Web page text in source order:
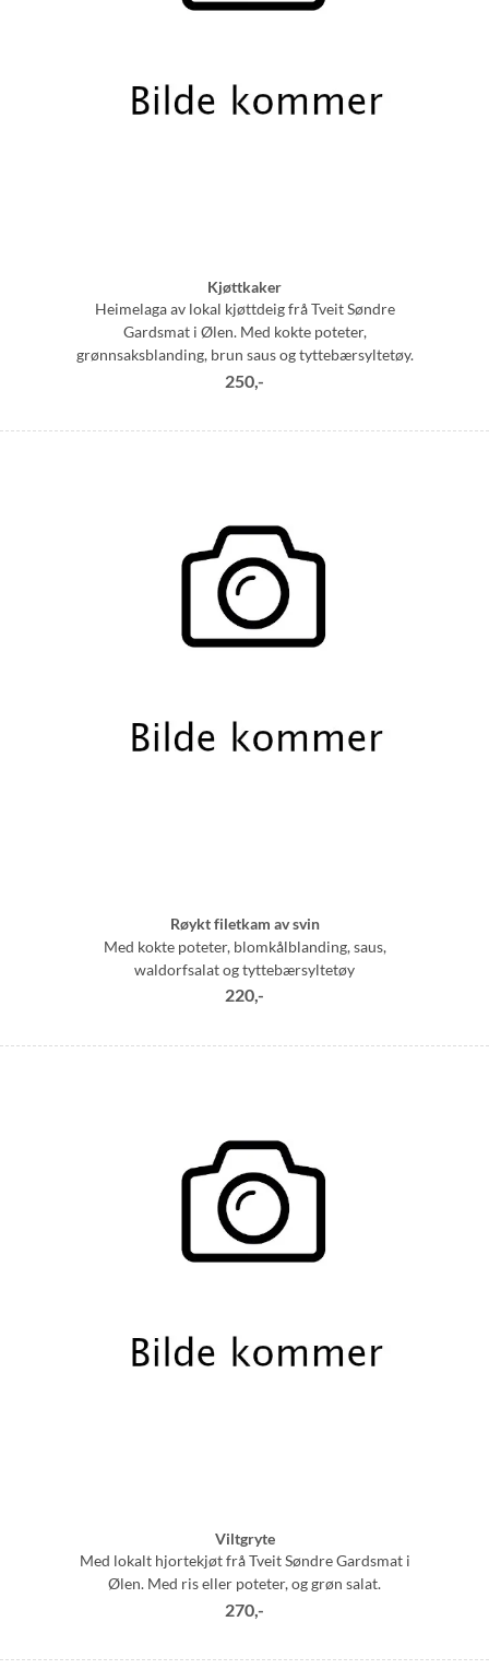
Kjøttkaker
Heimelaga av lokal kjøttdeig frå Tveit Søndre
Gardsmat i Ølen. Med kokte poteter,
grønnsaksblanding, brun saus og tyttebærsyltetøy.
250,-
Røykt filetkam av svin
Med kokte poteter, blomkålblanding, saus,
waldorfsalat og tyttebærsyltetøy
220,-
Viltgryte
Med lokalt hjortekjøt frå Tveit Søndre Gardsmat i
Ølen. Med ris eller poteter, og grøn salat.
270,-